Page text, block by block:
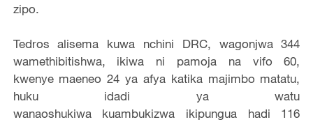
zipo.
Tedros alisema kuwa nchini DRC, wagonjwa 344
wamethibitishwa, ikiwa ni pamoja na vifo 60,
kwenye maeneo 24 ya afya katika majimbo matatu,
huku idadi ya watu
wanaoshukiwa kuambukizwa ikipungua hadi 116